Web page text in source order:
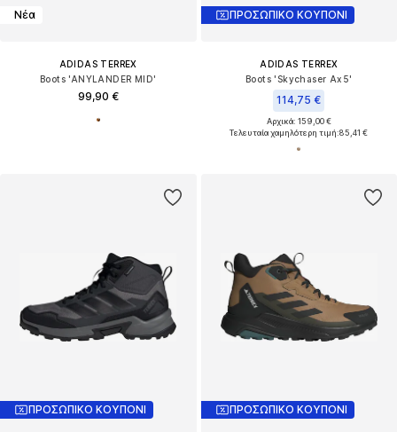
Νέα
ADIDAS TERREX
Boots 'ANYLANDER MID'
99,90 €
ΠΡΟΣΩΠΙΚΟ ΚΟΥΠΟΝΙ
ADIDAS TERREX
Boots 'Skychaser Ax5'
114,75 €
Αρχικά: 159,00 €
Τελευταία χαμηλότερη τιμή:85,41 €
ΠΡΟΣΩΠΙΚΟ ΚΟΥΠΟΝΙ ΠΡΟΣΩΠΙΚΟ ΚΟΥΠΟΝΙ